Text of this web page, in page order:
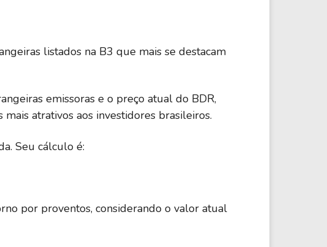
listados na B3 que mais se destacam
emissoras e o preço atual do BDR,
atrativos aos investidores brasileiros.
Seu cálculo é:
por proventos, considerando o valor atual